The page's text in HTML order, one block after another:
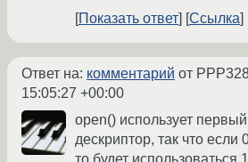
Показать ответ
Ссылка
Ответ на: комментарий от
15:05:27 +00:00
open() использует
дескриптор, так что если
то будет использоваться